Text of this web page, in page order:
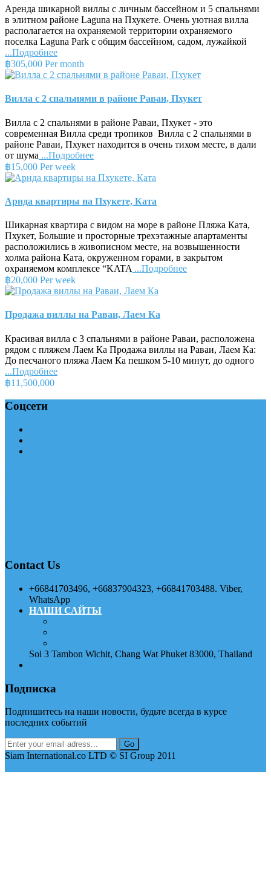
Аренда шикарной виллы с личным бассейном и 5 спальнями
в элитном районе Laguna на Пхукете. Очень уютная вилла
располагается на охраняемой территории охраняемого
поселка Laguna Park с общим бассейном, садом, лужайкой
...Подробнее
฿305,000 Per month
Вилла с 2 спальнями в районе Раваи, Пхукет
Вилла с 2 спальнями в районе Раваи, Пхукет - это
современная Вилла среди тропиков Вилла с 2 спальнями в
районе Раваи, Пхукет находится в очень тихом месте, в дали
от шума ...Подробнее
฿15,000 Per week
Арнда квартиры на Пхукете, Ката
Шикарная квартира с видом на море в районе Пляжа Ката,
Пхукет, Большие и просторные трехэтажные апартаменты
расположились в живописном месте, на возвышенности
холма района Ката, окруженном горами, в закрытом
охраняемом комплексе “KATA ...Подробнее
฿20,000 Per week
Продажа виллы на Раваи, Лаем Ка
Красивая вилла с 3 спальнями в районе Раваи, расположена
рядом с пляжем Лаем Ка Продажа виллы на Раваи, Лаем Ка:
До песчаного пляжа Лаем Ка пешком 5-10 минут, до одного
...Подробнее
฿11,500,000
Соцсети
Contact Us
+66841703496, +66837904323, +66841703488. Viber,
WhatsApp
НАШИ САЙТЫ
Soi 3 Tambon Wichit, Chang Wat Phuket 83000, Thailand
Подписка
Подпишитесь на наши новости, будьте всегда в курсе
последних событий
Siam International.co LTD © SI Group 2011